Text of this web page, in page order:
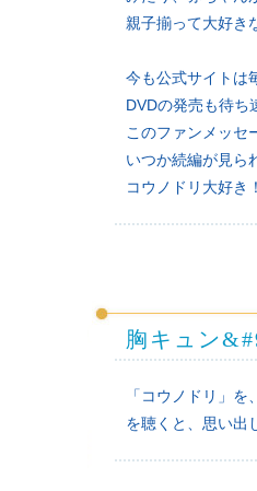
親子揃って大好き
今も公式サイトは
DVDの発売も待ち
このファンメッセ
いつか続編が見ら
コウノドリ大好き
胸キュン
「コウノドリ」
を聴くと、思い出